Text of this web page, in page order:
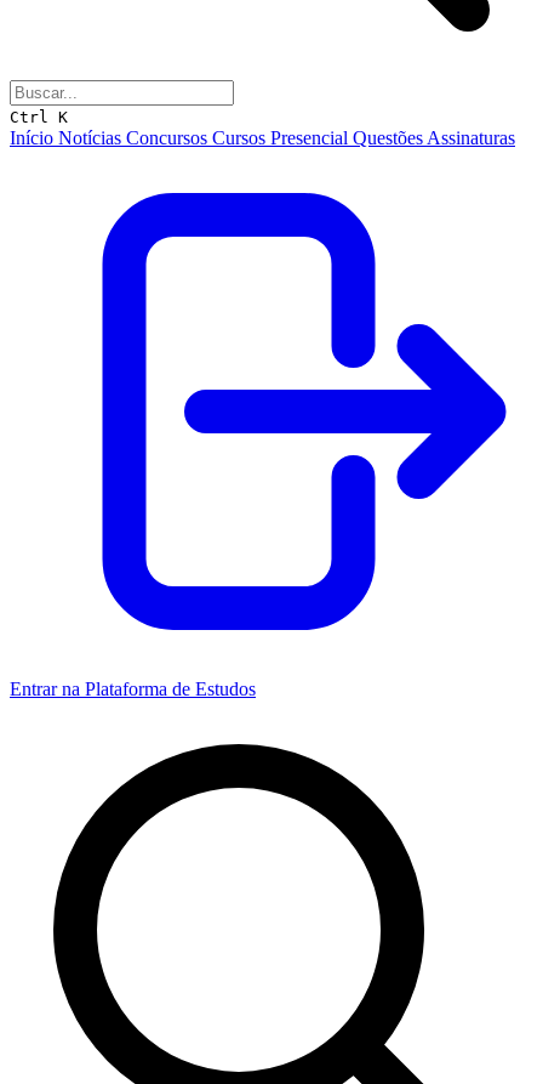
Ctrl K
Início Notícias Concursos Cursos Presencial Questões Assinaturas
Entrar na Plataforma de Estudos